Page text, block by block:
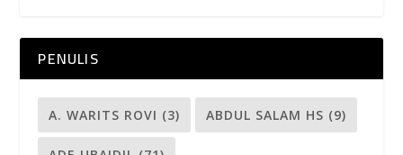
PENULIS
A. WARITS ROVI (3) ABDUL SALAM HS (9)